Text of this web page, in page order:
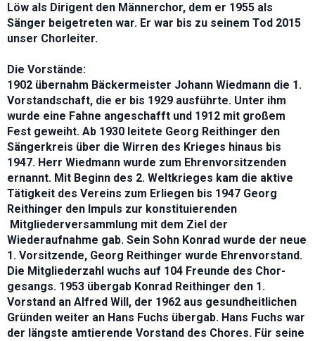
Löw als Dirigent den Männerchor, dem er 1955 als
Sänger beigetreten war. Er war bis zu seinem Tod 2015
unser Chorleiter.
Die Vorstände:
1902 übernahm Bäckermeister Johann Wiedmann die 1.
Vorstandschaft, die er bis 1929 ausführte. Unter ihm
wurde eine Fahne angeschafft und 1912 mit großem
Fest geweiht. Ab 1930 leitete Georg Reithinger den
Sängerkreis über die Wirren des Krieges hinaus bis
1947. Herr Wiedmann wurde zum Ehrenvorsitzenden
ernannt. Mit Beginn des 2. Weltkrieges kam die aktive
Tätigkeit des Vereins zum Erliegen bis 1947 Georg
Reithinger den Impuls zur konstituierenden
Mitgliederversammlung mit dem Ziel der
Wiederaufnahme gab. Sein Sohn Konrad wurde der neue
1. Vorsitzende, Georg Reithinger wurde Ehrenvorstand.
Die Mitgliederzahl wuchs auf 104 Freunde des Chor-
gesangs. 1953 übergab Konrad Reithinger den 1.
Vorstand an Alfred Will, der 1962 aus gesundheitlichen
Gründen weiter an Hans Fuchs übergab. Hans Fuchs war
der längste amtierende Vorstand des Chores. Für seine